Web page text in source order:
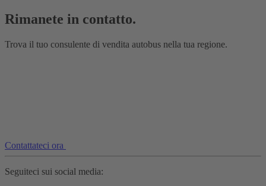
Rimanete in contatto.
Trova il tuo consulente di vendita autobus nella tua regione.
Contattateci ora
Seguiteci sui social media: